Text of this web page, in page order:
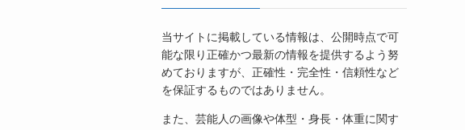
当サイトに掲載している情報は、公開時点で可
能な限り正確かつ最新の情報を提供するよう努
めておりますが、正確性・完全性・信頼性など
を保証するものではありません。
また、芸能人の画像や体型・身長・体重に関す